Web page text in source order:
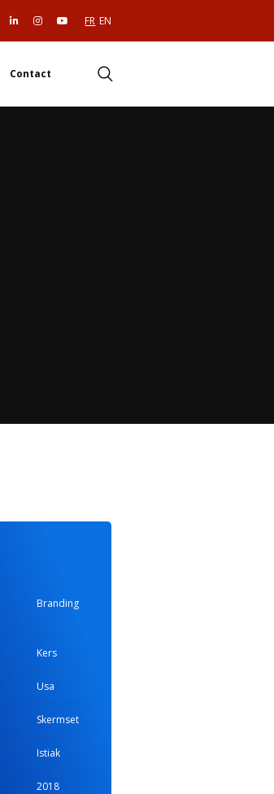
FR EN
Contact
Branding
Kers
Usa
Skermset
Istiak
2018